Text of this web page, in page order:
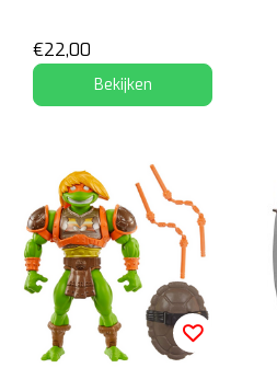
€22,00
Bekijken